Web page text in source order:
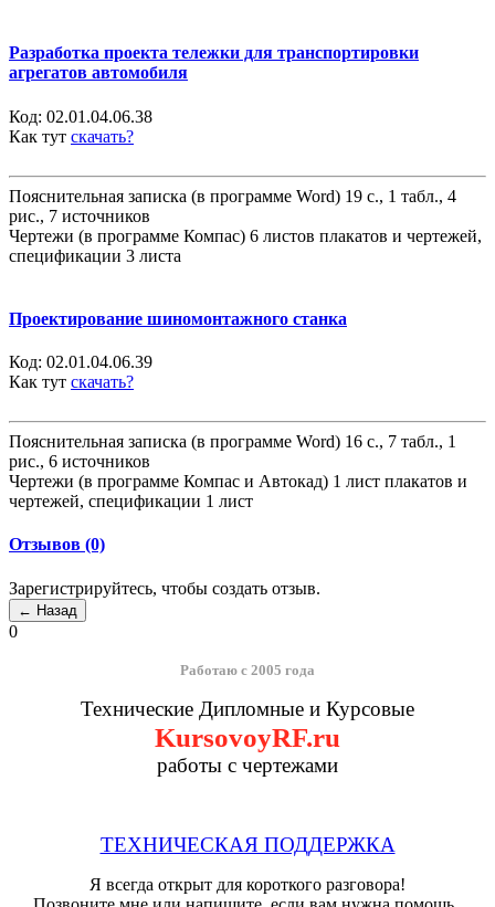
Разработка проекта тележки для транспортировки
агрегатов автомобиля
Код: 02.01.04.06.38
Как тут скачать?
Пояснительная записка (в программе Word) 19 с., 1 табл., 4
рис., 7 источников
Чертежи (в программе Компас) 6 листов плакатов и чертежей,
спецификации 3 листа
Проектирование шиномонтажного станка
Код: 02.01.04.06.39
Как тут скачать?
Пояснительная записка (в программе Word) 16 с., 7 табл., 1
рис., 6 источников
Чертежи (в программе Компас и Автокад) 1 лист плакатов и
чертежей, спецификации 1 лист
Отзывов (0)
Зарегистрируйтесь, чтобы создать отзыв.
0
Работаю с 2005 года
Технические Дипломные и Курсовые
KursovoyRF.ru
работы с чертежами
ТЕХНИЧЕСКАЯ ПОДДЕРЖКА
Я всегда открыт для короткого разговора!